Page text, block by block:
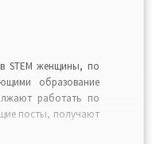
STEM женщины, по
образование
работать по
посты, получают